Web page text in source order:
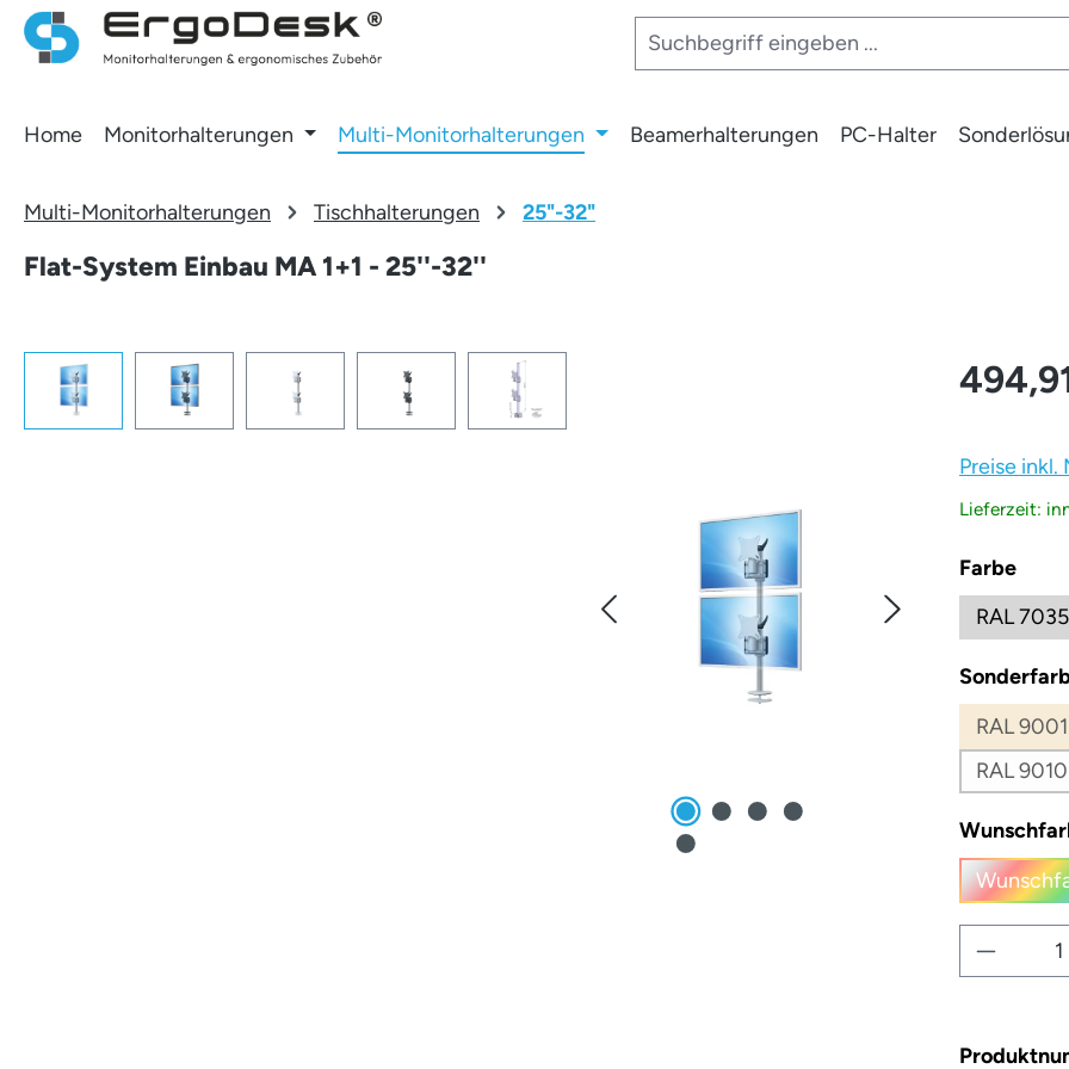
Hauptinhalt springen
Zur Suche springen
Zur Hauptnavigation springen
Home Monitorhalterungen Multi-Monitorhalterungen Beamerhalterungen PC-Halter
Multi-Monitorhalterungen Tischhalterungen 25"-32"
Flat-System Einbau MA 1+1 - 25''-32''
Bildergalerie überspringen
Preise inkl.
Lieferzeit:
Farbe
RAL
RAL
RAL